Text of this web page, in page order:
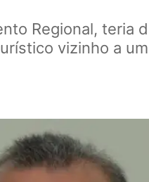
Regional, teria
vizinho a